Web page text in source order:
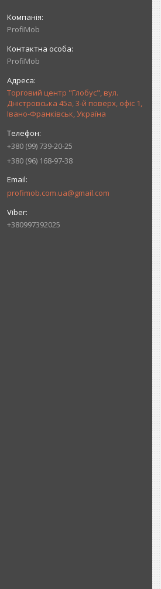
ProfiMob
ProfiMob
Торговий центр "Глобус", вул.
Дністровська 45а, 3-й поверх, офіс 1,
Івано-Франківськ, Україна
+380 (99) 739-20-25
+380 (96) 168-97-38
profimob.com.ua@gmail.com
+380997392025